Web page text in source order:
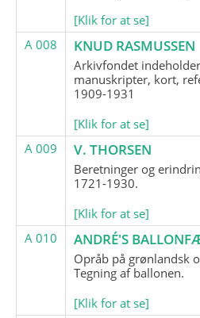
[Klik for at se]
A 008
KNUD RASMUSSEN
Arkivfondet
manuskripter, kort,
1909-1931
[Klik for at se]
A 009
V. THORSEN
Beretninger og
1721-1930.
[Klik for at se]
A 010
ANDRÉ'S
Opråb på grønlandsk
Tegning af ballonen.
[Klik for at se]